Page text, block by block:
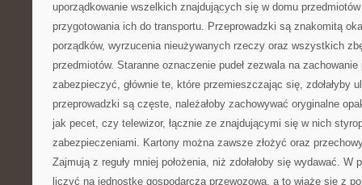
uporządkowanie wszelkich znajdujących się w domu
przygotowania ich do transportu. Przeprowadzki są znakomitą
porządków, wyrzucenia nieużywanych rzeczy oraz wszystkich
przedmiotów. Staranne oznaczenie pudeł zezwala na
zabezpieczyć, głównie te, które przemieszczając się, zdołałyby
przeprowadzki są częste, należałoby zachowywać oryginalne
jak pecet, czy telewizor, łącznie ze znajdującymi się w nich
zabezpieczeniami. Kartony można zawsze złożyć oraz
Zajmują z reguły mniej położenia, niż zdołałoby się wydawać. W
liczyć na jednostkę gospodarczą przewozową, a to wiąże się z